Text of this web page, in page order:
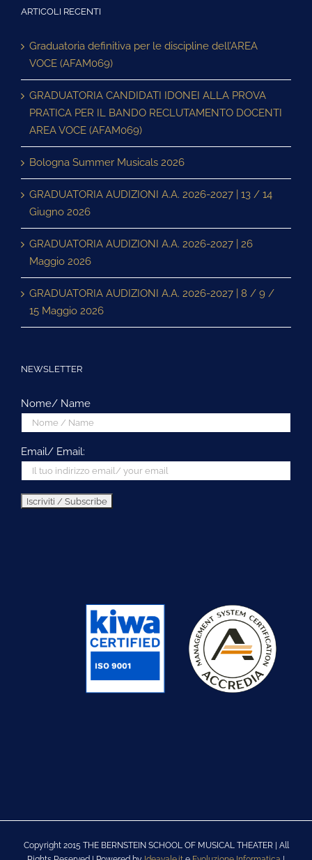
ARTICOLI RECENTI
Graduatoria definitiva per le discipline dell’AREA
VOCE (AFAM069)
GRADUATORIA CANDIDATI IDONEI ALLA PROVA
PRATICA PER IL BANDO RECLUTAMENTO DOCENTI
AREA VOCE (AFAM069)
Bologna Summer Musicals 2026
GRADUATORIA AUDIZIONI A.A. 2026-2027 | 13 / 14
Giugno 2026
GRADUATORIA AUDIZIONI A.A. 2026-2027 | 26
Maggio 2026
GRADUATORIA AUDIZIONI A.A. 2026-2027 | 8 / 9 /
15 Maggio 2026
NEWSLETTER
Nome/ Name
Email/ Email:
Copyright 2015 THE BERNSTEIN SCHOOL OF MUSICAL THEATER | All